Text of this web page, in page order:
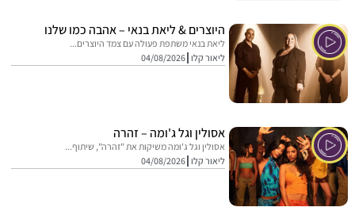
היוצרים & ליאת בנאי – אהבה כמו שלנו
ליאת בנאי משתפת פעולה עם צמד היוצרים...
ליאור קלו 04/08/2026
אסולין וגל ג'ומה – זהרה
אסולין וגל ג'ומה משיקות את "זהרה", שיתוף...
ליאור קלו 04/08/2026